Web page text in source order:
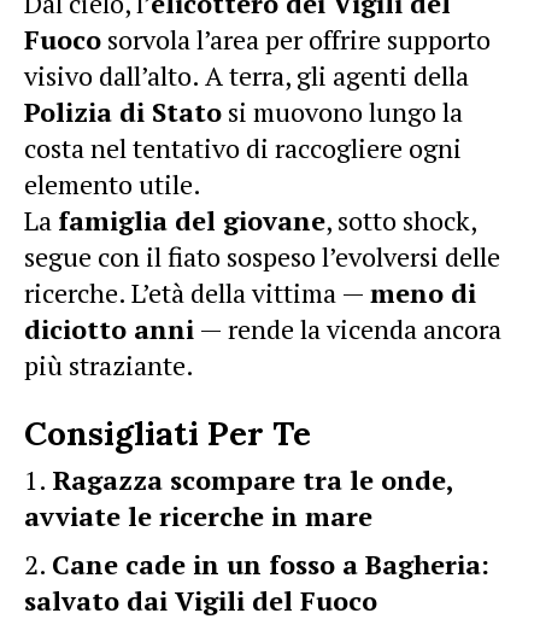
Fuoco sorvola l’area per offrire supporto
visivo dall’alto. A terra, gli agenti della
Polizia di Stato si muovono lungo la
costa nel tentativo di raccogliere ogni
elemento utile.
La famiglia del giovane, sotto shock,
segue con il fiato sospeso l’evolversi delle
ricerche. L’età della vittima — meno di
diciotto anni — rende la vicenda ancora
più straziante.
Consigliati Per Te
Ragazza scompare tra le onde,
avviate le ricerche in mare
Cane cade in un fosso a Bagheria:
salvato dai Vigili del Fuoco